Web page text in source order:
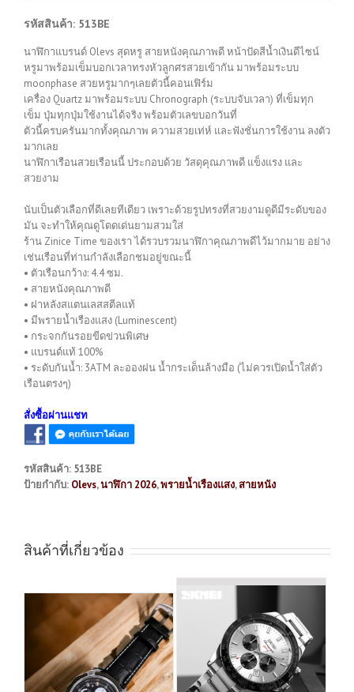
รหัสสินค้า: 513BE
นาฬิกาแบรนด์ Olevs สุดหรู สายหนังคุณภาพดี หน้าปัดสีน้ำเงินดีไซน์
หรูมาพร้อมเข็มบอกเวลาทรงหัวลูกศรสวยเข้ากัน มาพร้อมระบบ
moonphase สวยหรูมากๆเลยตัวนี้คอนเฟิร์ม
เครื่อง Quartz มาพร้อมระบบ Chronograph (ระบบจับเวลา) ที่เข็มทุก
เข็ม ปุ่มทุกปุ่มใช้งานได้จริง พร้อมตัวเลขบอกวันที่
ตัวนี้ครบครันมากทั้งคุณภาพ ความสวยเท่ห์ และฟังชั่นการใช้งาน ลงตัว
มากเลย
นาฬิกาเรือนสวยเรือนนี้ ประกอบด้วย วัสดุคุณภาพดี แข็งแรง และ
สวยงาม
นับเป็นตัวเลือกที่ดีเลยทีเดียว เพราะด้วยรูปทรงที่สวยงามดูดีมีระดับของ
มัน จะทำให้คุณดูโดดเด่นยามสวมใส่
ร้าน Zinice Time ของเรา ได้รวบรวมนาฬิกาคุณภาพดีไว้มากมาย อย่าง
เช่นเรือนที่ท่านกำลังเลือกชมอยู่ขณะนี้
• ตัวเรือนกว้าง: 4.4 ซม.
• สายหนังคุณภาพดี
• ฝาหลังสแตนเลสสตีลแท้
• มีพรายน้ำเรืองแสง (Luminescent)
• กระจกกันรอยขีดข่วนพิเศษ
• แบรนด์แท้ 100%
• ระดับกันน้ำ: 3ATM ละอองฝน น้ำกระเด็นล้างมือ (ไม่ควรเปิดน้ำใส่ตัว
เรือนตรงๆ)
สั่งซื้อผ่านแชท
รหัสสินค้า: 513BE
ป้ายกำกับ: Olevs,นาฬิกา 2026,พรายน้ำเรืองแสง,สายหนัง
สินค้าที่เกี่ยวข้อง